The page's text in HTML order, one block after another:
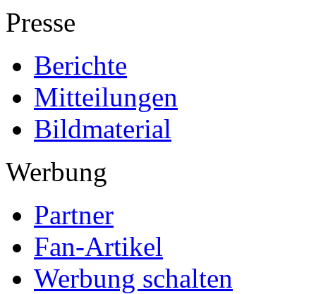
Presse
Berichte
Mitteilungen
Bildmaterial
Werbung
Partner
Fan-Artikel
Werbung schalten